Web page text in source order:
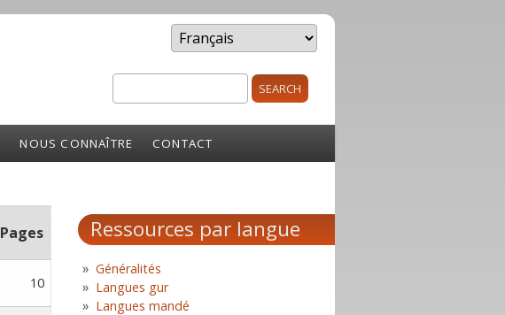
Search form
NOUS CONNAÎTRE CONTACT
Pages
10
Ressources par langue
Généralités
Langues gur
Langues mandé